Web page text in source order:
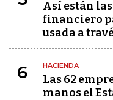
Así están
financiero
usada a
6 HACIENDA
Las 62
manos el